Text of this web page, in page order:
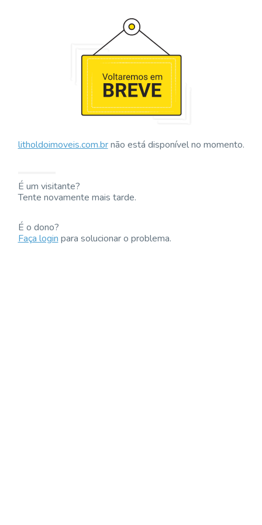
litholdoimoveis.com.brnão está disponível no momento.
É um visitante?
Tente novamente mais tarde.
É o dono?
Faça loginpara solucionar o problema.